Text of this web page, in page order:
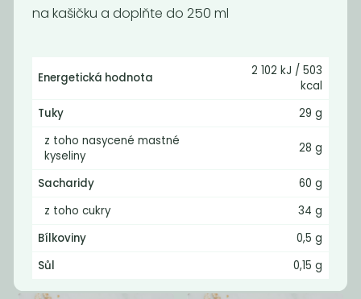
Pohankové
90
na kašičku a doplňte do 250 ml
Energetická hodnota
2 102 kJ / 503
kcal
Tuky
29 g
z toho nasycené mastné
kyseliny
28 g
Sacharidy
60 g
z toho cukry
34 g
Bílkoviny
0,5 g
Sůl
0,15 g